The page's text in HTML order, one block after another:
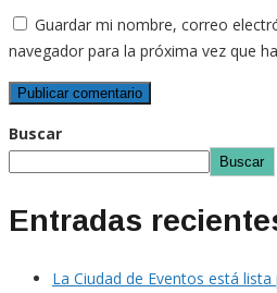
Guardar mi nombre, correo
navegador para la próxima vez que
Buscar
Buscar
Entradas
La Ciudad de Eventos está